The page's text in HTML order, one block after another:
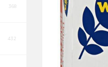
368
432